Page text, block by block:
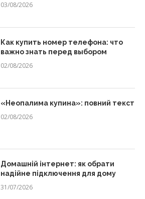
03/08/2026
Как купить номер телефона: что
важно знать перед выбором
02/08/2026
«Неопалима купина»: повний текст
02/08/2026
Домашній інтернет: як обрати
надійне підключення для дому
31/07/2026